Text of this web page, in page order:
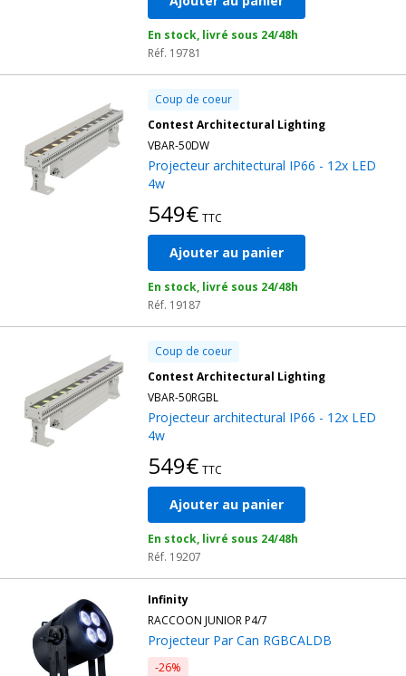
En stock, livré sous 24/48h
Réf. 19781
Coup de coeur
Contest Architectural Lighting
VBAR-50DW
Projecteur architectural IP66 - 12x LED
4w
549€ TTC
Ajouter au panier
En stock, livré sous 24/48h
Réf. 19187
Coup de coeur
Contest Architectural Lighting
VBAR-50RGBL
Projecteur architectural IP66 - 12x LED
4w
549€ TTC
Ajouter au panier
En stock, livré sous 24/48h
Réf. 19207
Infinity
RACCOON JUNIOR P4/7
Projecteur Par Can RGBCALDB
-26%